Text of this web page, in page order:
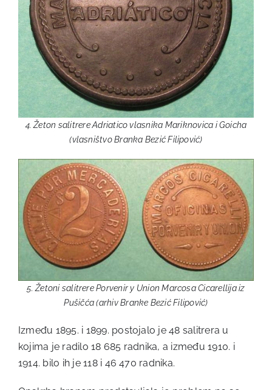
4. Žeton salitrere Adriatico vlasnika Mariknovica i Goicha
(vlasništvo Branka Bezić Filipović)
5. Žetoni salitrere Porvenir y Union Marcosa Cicarellija iz
Pušičća (arhiv Branke Bezić Filipović)
Između 1895. i 1899. postojalo je 48 salitrera u
kojima je radilo 18 685 radnika, a između 1910. i
1914. bilo ih je 118 i 46 470 radnika.